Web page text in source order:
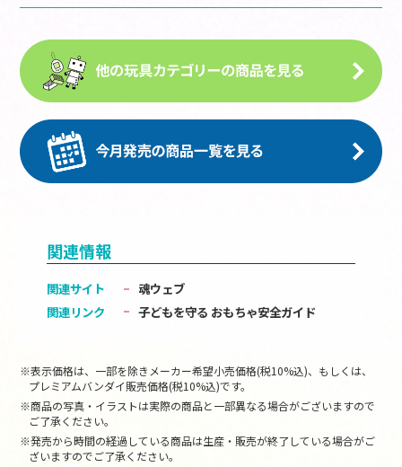
関連情報
関連サイト
魂ウェブ
関連リンク
子どもを守る おもちゃ安全ガイド
※表示価格は、一部を除きメーカー希望小売価格(税10%込)、もしくは、
プレミアムバンダイ販売価格(税10%込)です。
※商品の写真・イラストは実際の商品と一部異なる場合がございますので
ご了承ください。
※発売から時間の経過している商品は生産・販売が終了している場合がご
ざいますのでご了承ください。